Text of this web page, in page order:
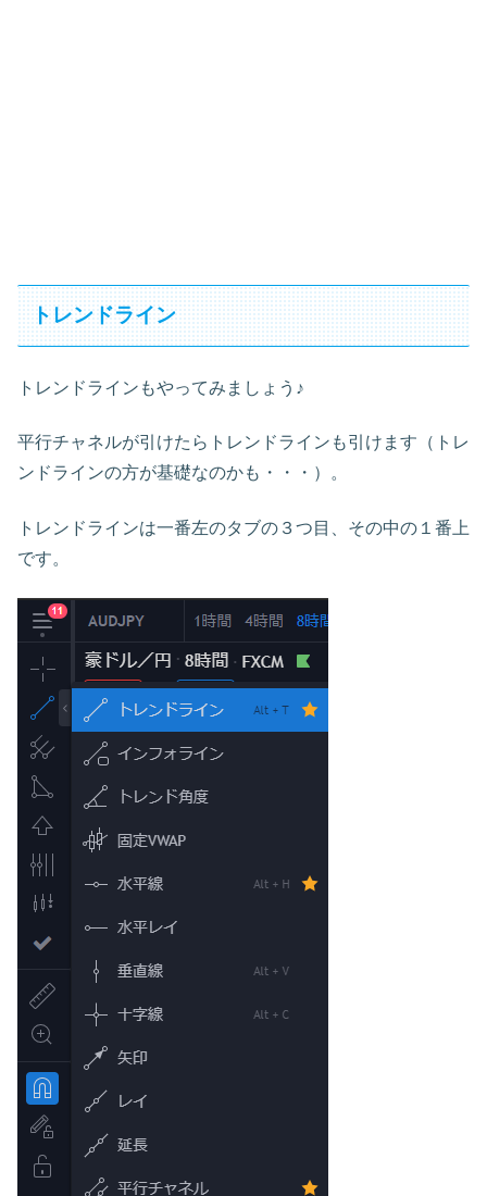
トレンドライン
トレンドラインもやってみましょう♪
平行チャネルが引けたらトレンドラインも引けます（トレ
ンドラインの方が基礎なのかも・・・）。
トレンドラインは一番左のタブの３つ目、その中の１番上
です。